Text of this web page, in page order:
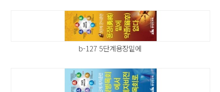
b-127 5단계용장밑에